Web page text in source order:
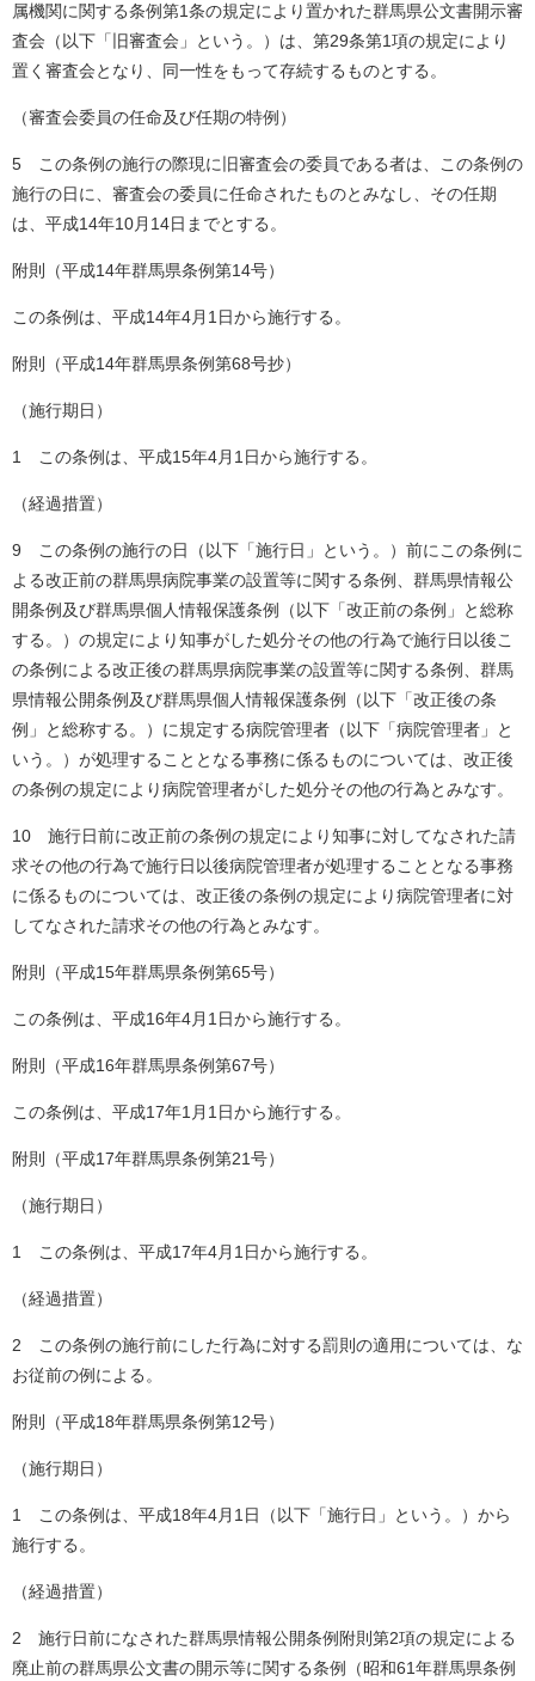
属機関に関する条例第1条の規定により置かれた群馬県公文書開示審
査会（以下「旧審査会」という。）は、第29条第1項の規定により
置く審査会となり、同一性をもって存続するものとする。
（審査会委員の任命及び任期の特例）
5 この条例の施行の際現に旧審査会の委員である者は、この条例の
施行の日に、審査会の委員に任命されたものとみなし、その任期
は、平成14年10月14日までとする。
附則（平成14年群馬県条例第14号）
この条例は、平成14年4月1日から施行する。
附則（平成14年群馬県条例第68号抄）
（施行期日）
1 この条例は、平成15年4月1日から施行する。
（経過措置）
9 この条例の施行の日（以下「施行日」という。）前にこの条例に
よる改正前の群馬県病院事業の設置等に関する条例、群馬県情報公
開条例及び群馬県個人情報保護条例（以下「改正前の条例」と総称
する。）の規定により知事がした処分その他の行為で施行日以後こ
の条例による改正後の群馬県病院事業の設置等に関する条例、群馬
県情報公開条例及び群馬県個人情報保護条例（以下「改正後の条
例」と総称する。）に規定する病院管理者（以下「病院管理者」と
いう。）が処理することとなる事務に係るものについては、改正後
の条例の規定により病院管理者がした処分その他の行為とみなす。
10 施行日前に改正前の条例の規定により知事に対してなされた請
求その他の行為で施行日以後病院管理者が処理することとなる事務
に係るものについては、改正後の条例の規定により病院管理者に対
してなされた請求その他の行為とみなす。
附則（平成15年群馬県条例第65号）
この条例は、平成16年4月1日から施行する。
附則（平成16年群馬県条例第67号）
この条例は、平成17年1月1日から施行する。
附則（平成17年群馬県条例第21号）
（施行期日）
1 この条例は、平成17年4月1日から施行する。
（経過措置）
2 この条例の施行前にした行為に対する罰則の適用については、な
お従前の例による。
附則（平成18年群馬県条例第12号）
（施行期日）
1 この条例は、平成18年4月1日（以下「施行日」という。）から
施行する。
（経過措置）
2 施行日前になされた群馬県情報公開条例附則第2項の規定による
廃止前の群馬県公文書の開示等に関する条例（昭和61年群馬県条例